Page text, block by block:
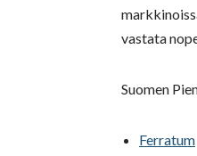
vastata
Suomen
Ferratum